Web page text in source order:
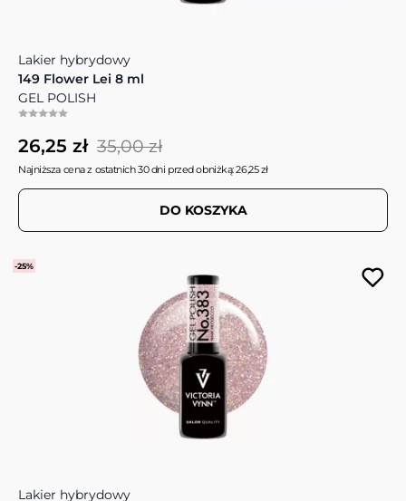
Lakier hybrydowy
149 Flower Lei 8 ml
GEL POLISH
26,25 zł 35,00 zł
Najniższa cena z ostatnich 30 dni przed obniżką: 26,25 zł
DO KOSZYKA
-25%
Lakier hybrydowy